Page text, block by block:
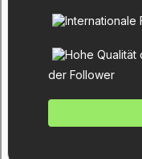
der Follower